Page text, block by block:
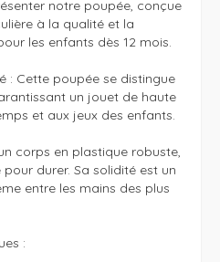
notre poupée, conçue
à la qualité et la
les enfants dès 12 mois.
: Cette poupée se distingue
un jouet de haute
et aux jeux des enfants.
corps en plastique robuste,
durer. Sa solidité est un
entre les mains des plus
: